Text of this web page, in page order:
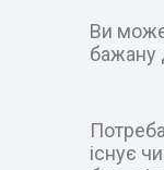
Ви
бажану
існує